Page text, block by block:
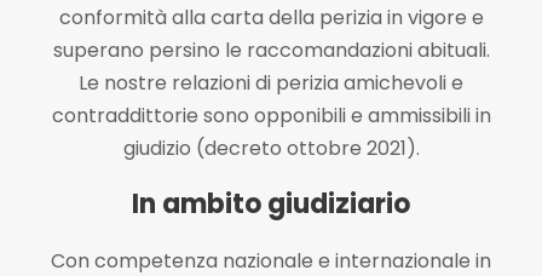
conformità alla carta della perizia in vigore e
superano persino le raccomandazioni abituali.
Le nostre relazioni di perizia amichevoli e
contraddittorie sono opponibili e ammissibili in
giudizio (decreto ottobre 2021).
In ambito giudiziario
Con competenza nazionale e internazionale in